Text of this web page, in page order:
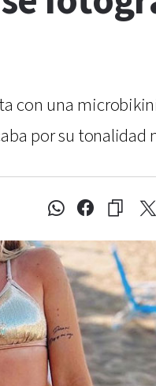
con una
por su tonalidad